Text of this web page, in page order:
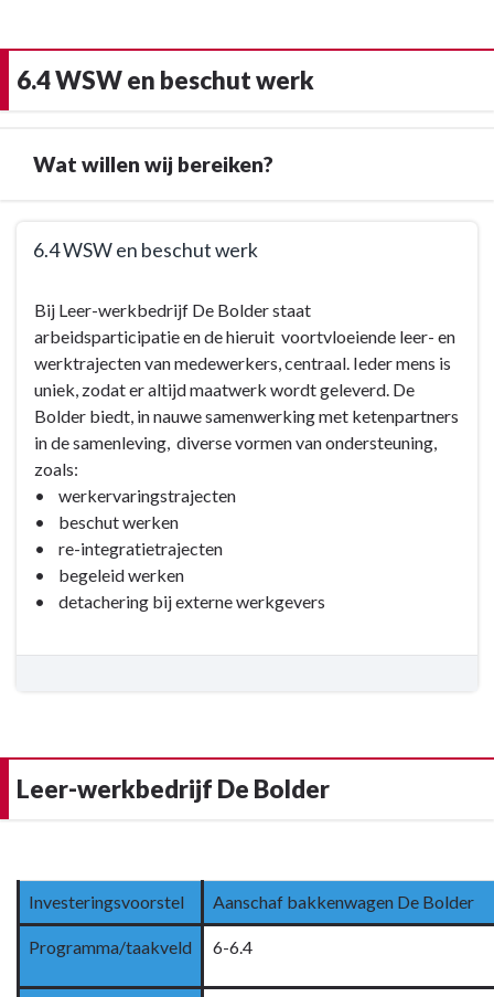
6.4 WSW en beschut werk
Wat willen wij bereiken?
WSW
beschut
werk
willen
bereiken?
6.4 WSW en beschut werk
naar
navigatie
6.4
WSW
beschut
werk
Wat
willen
wij
-
werk
Bij Leer-werkbedrijf De Bolder staat
arbeidsparticipatie en de hieruit voortvloeiende leer- en
werktrajecten van medewerkers, centraal. Ieder mens is
uniek, zodat er altijd maatwerk wordt geleverd. De
Bolder biedt, in nauwe samenwerking met ketenpartners
in de samenleving, diverse vormen van ondersteuning,
zoals:
• werkervaringstrajecten
• beschut werken
• re-integratietrajecten
• begeleid werken
• detachering bij externe werkgevers
Leer-werkbedrijf De Bolder
navigatie
Leer-
Investeringsvoorstel Aanschaf bakkenwagen De Bolder
Programma/taakveld 6-6.4